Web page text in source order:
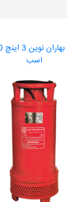
اسب